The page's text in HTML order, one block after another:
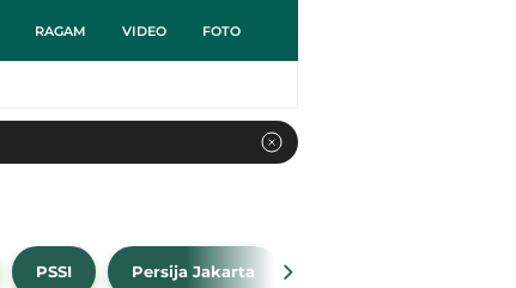
RAGAM VIDEO FOTO
PSSI Persija Jakarta